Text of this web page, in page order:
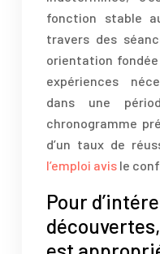
fonction stable
travers des
orientation
expériences
dans une
chronogramme
d’un taux de
l’emploi avis le
Pour